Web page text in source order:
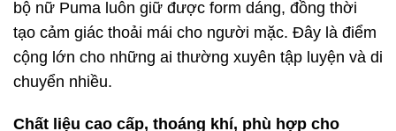
bộ nữ Puma luôn giữ được form dáng, đồng thời
tạo cảm giác thoải mái cho người mặc. Đây là điểm
cộng lớn cho những ai thường xuyên tập luyện và di
chuyển nhiều.
Chất liệu cao cấp, thoáng khí, phù hợp cho